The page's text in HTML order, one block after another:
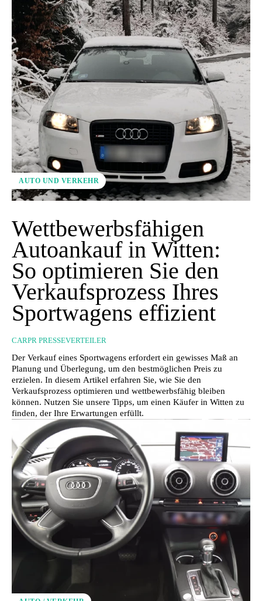
AUTO UND VERKEHR
Wettbewerbsfähigen
Autoankauf in Witten:
So optimieren Sie den
Verkaufsprozess Ihres
Sportwagens effizient
CARPR PRESSEVERTEILER
Der Verkauf eines Sportwagens erfordert ein gewisses Maß an
Planung und Überlegung, um den bestmöglichen Preis zu
erzielen. In diesem Artikel erfahren Sie, wie Sie den
Verkaufsprozess optimieren und wettbewerbsfähig bleiben
können. Nutzen Sie unsere Tipps, um einen Käufer in Witten zu
finden, der Ihre Erwartungen erfüllt.